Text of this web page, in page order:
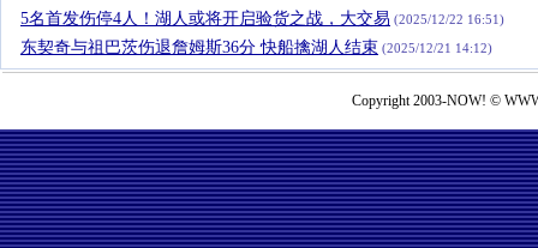
5名首发伤停4人！湖人或将开启验货之战，大交易 (2025/12/22 16:51)
东契奇与祖巴茨伤退詹姆斯36分 快船擒湖人结束 (2025/12/21 14:12)
Copyright 2003-NOW! ©